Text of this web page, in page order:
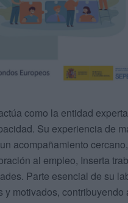
como la entidad
Su experiencia de
acompañamiento
al empleo, Inserta
Parte esencial de su
motivados, contribuyendo